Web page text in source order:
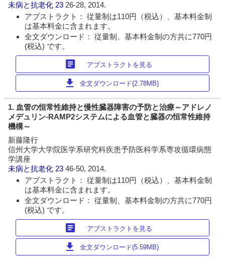
未病と抗老化 23 26-28, 2014.
アブストラクト： 従量制は110円（税込）、基本料金制
は基本料金に含まれます。
全文ダウンロード： 従量制、基本料金制の方共に770円
(税込) です。
article アブストラクトを見る
download 全文ダウンロード(2.78MB)
1. 血管の恒常性維持と慢性臓器障害の予防と治療～アドレノ
メデュリン-RAMP2システムによる血管と臓器の恒常性維持
機構～
新藤隆行
信州大学大学院医学系研究科疾患予防医科学系専攻循環病態
学講座
未病と抗老化 2346-50, 2014.
アブストラクト： 従量制は110円（税込）、基本料金制
は基本料金に含まれます。
全文ダウンロード： 従量制、基本料金制の方共に770円
(税込) です。
article アブストラクトを見る
download 全文ダウンロード(5.59MB)